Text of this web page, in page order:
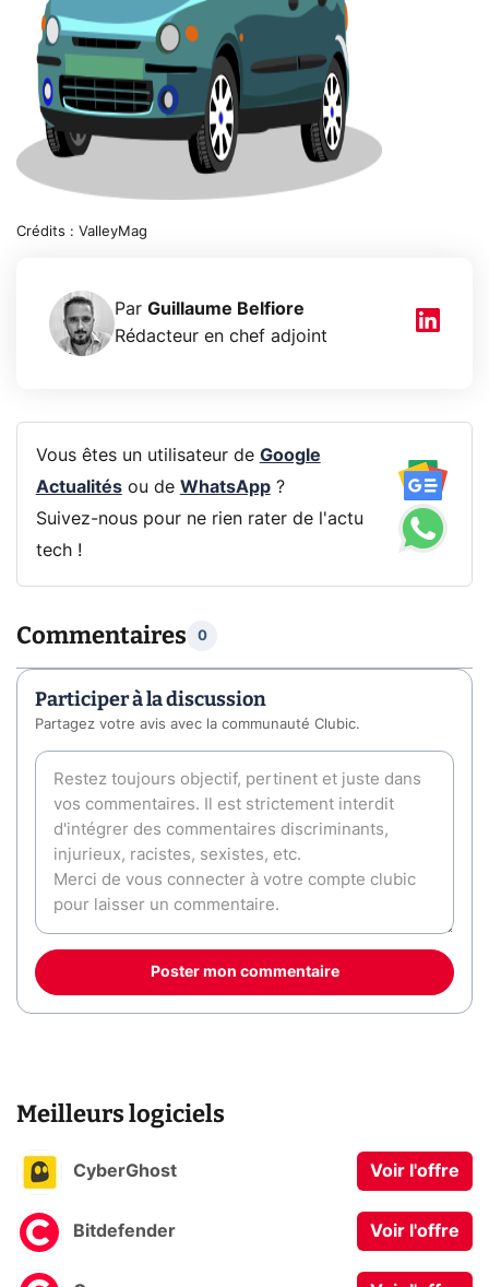
Crédits : ValleyMag
Par Guillaume Belfiore
Rédacteur en chef adjoint
Vous êtes un utilisateur de Google
Actualitésou de WhatsApp?
Suivez-nous pour ne rien rater de l'actu
tech !
Commentaires 0
Participer à la discussion
Partagez votre avis avec la communauté Clubic.
Poster mon commentaire
Meilleurs logiciels
CyberGhost Voir l'offre
Bitdefender Voir l'offre